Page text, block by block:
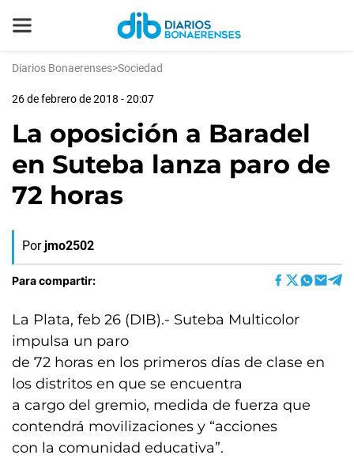
Diarios Bonaerenses>Sociedad
26 de febrero de 2018 - 20:07
La oposición a Baradel
en Suteba lanza paro de
72 horas
Por jmo2502
Para compartir:
La Plata, feb 26 (DIB).- Suteba Multicolor
impulsa un paro
de 72 horas en los primeros días de clase en
los distritos en que se encuentra
a cargo del gremio, medida de fuerza que
contendrá movilizaciones y “acciones
con la comunidad educativa”.